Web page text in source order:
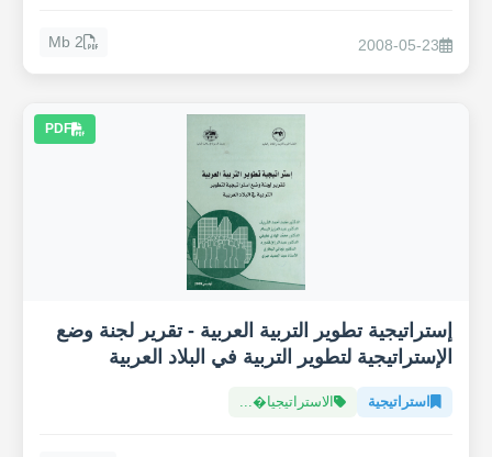
2008-05-23
2 Mb
PDF
إستراتيجية تطوير التربية العربية - تقرير لجنة وضع
الإستراتيجية لتطوير التربية في البلاد العربية
استراتيجية الاستراتيجيا�...